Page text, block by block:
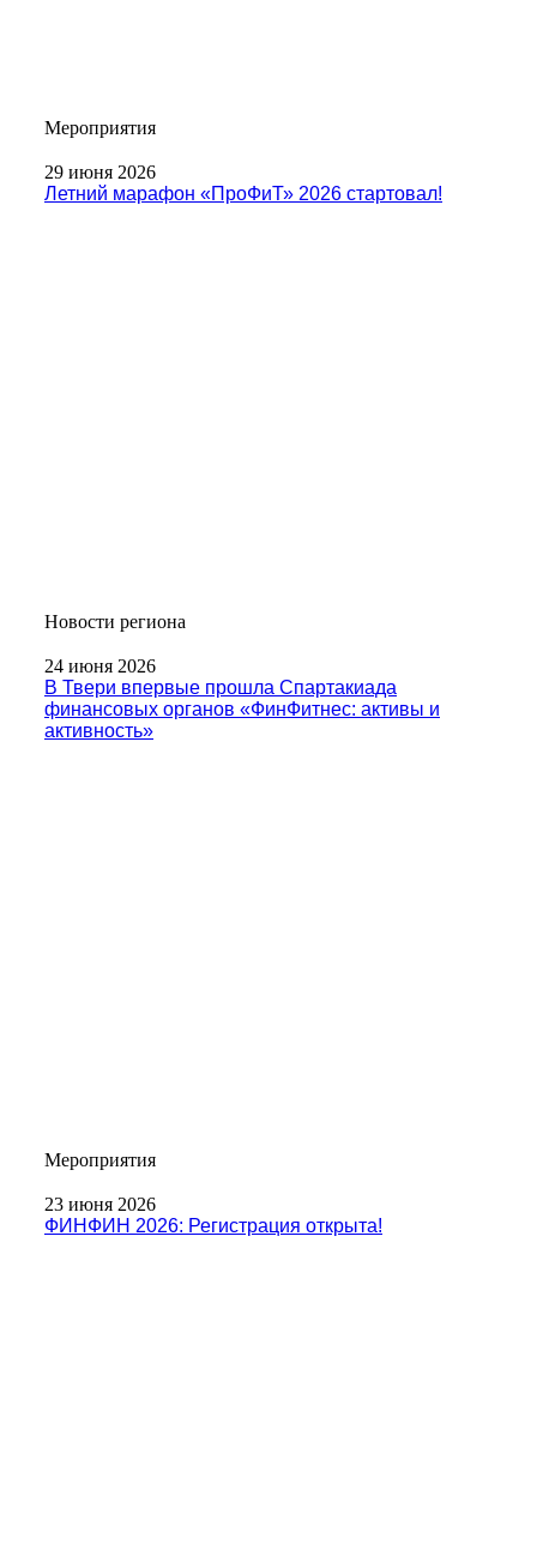
Мероприятия
29 июня 2026
Летний марафон «ПроФиТ» 2026 стартовал!
Новости региона
24 июня 2026
В Твери впервые прошла Спартакиада
финансовых органов «ФинФитнес: активы и
активность»
Мероприятия
23 июня 2026
ФИНФИН 2026: Регистрация открыта!